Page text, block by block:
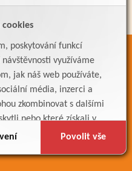
poskytování funkcí
využíváme
jak náš web používáte,
média, inzerci a
zkombinovat s dalšími
nebo které získali v
služby.
Povolit vše